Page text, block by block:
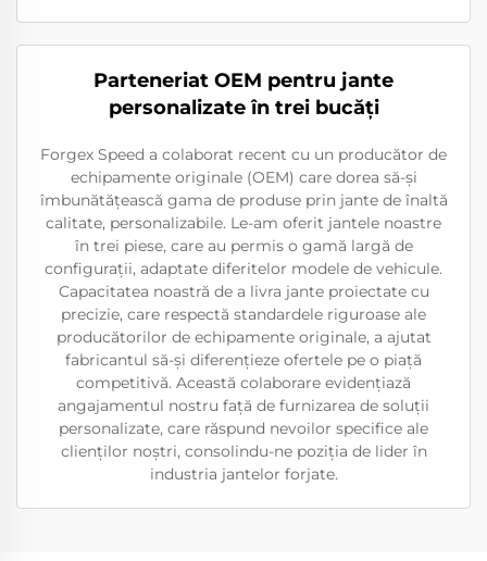
Parteneriat OEM pentru jante
personalizate în trei bucăți
Forgex Speed a colaborat recent cu un producător de
echipamente originale (OEM) care dorea să-și
îmbunătățească gama de produse prin jante de înaltă
calitate, personalizabile. Le-am oferit jantele noastre
în trei piese, care au permis o gamă largă de
configurații, adaptate diferitelor modele de vehicule.
Capacitatea noastră de a livra jante proiectate cu
precizie, care respectă standardele riguroase ale
producătorilor de echipamente originale, a ajutat
fabricantul să-și diferențieze ofertele pe o piață
competitivă. Această colaborare evidențiază
angajamentul nostru față de furnizarea de soluții
personalizate, care răspund nevoilor specifice ale
clienților noștri, consolindu-ne poziția de lider în
industria jantelor forjate.